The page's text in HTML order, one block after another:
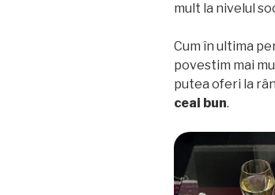
mult la nivelul
Cum în ultima
povestim mai
putea oferi la
ceai bun.